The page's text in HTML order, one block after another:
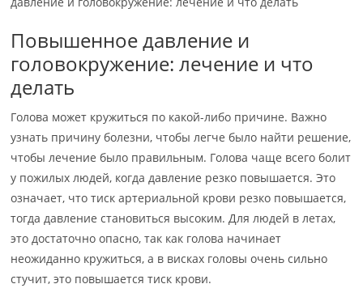
Повышенное давление и
головокружение: лечение и что
делать
Голова может кружиться по какой-либо причине. Важно
узнать причину болезни, чтобы легче было найти решение,
чтобы лечение было правильным. Голова чаще всего болит
у пожилых людей, когда давление резко повышается. Это
означает, что тиск артериальной крови резко повышается,
тогда давление становиться высоким. Для людей в летах,
это достаточно опасно, так как голова начинает
неожиданно кружиться, а в висках головы очень сильно
стучит, это повышается тиск крови.